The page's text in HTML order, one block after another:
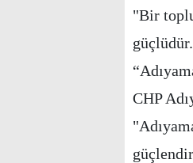
"Bir
CHP